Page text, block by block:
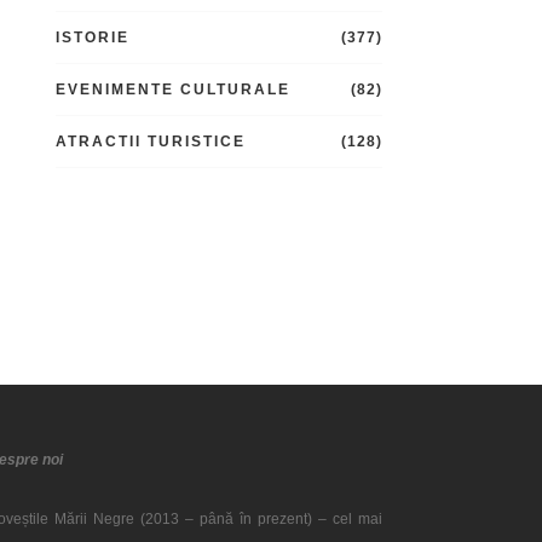
ISTORIE (377)
EVENIMENTE CULTURALE (82)
ATRACTII TURISTICE (128)
noi
Mării Negre (2013 – până în prezent) – cel mai